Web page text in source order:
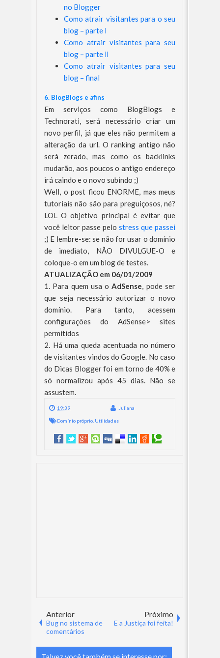
no Blogger
Como atrair visitantes para o seu
blog – parte l
Como atrair visitantes para seu
blog – parte ll
Como atrair visitantes para seu
blog – final
6. BlogBlogs e afins
Em serviços como BlogBlogs e
Technorati, será necessário criar um
novo perfil, já que eles não permitem a
alteração da url. O ranking antigo não
será zerado, mas como os backlinks
mudarão, aos poucos o antigo endereço
irá caindo e o novo subindo ;)
Well, o post ficou ENORME, mas meus
tutoriais não são para preguiçosos, né?
LOL O objetivo principal é evitar que
você leitor passe pelo stress que passei
;) E lembre-se: se não for usar o domínio
de imediato, NÃO DIVULGUE-O e
coloque-o em um blog de testes.
ATUALIZAÇÃO em 06/01/2009
1. Para quem usa oAdSense, pode ser
que seja necessário autorizar o novo
domínio. Para tanto, acessem
configurações do AdSense> sites
permitidos
2. Há uma queda acentuada no número
de visitantes vindos do Google. No caso
do Dicas Blogger foi em torno de 40% e
só normalizou após 45 dias. Não se
assustem.
19:39 Juliana
Domínio próprio Utilidades
Anterior
Bug no sistema de
comentários
Próximo
E a Justiça foi feita!